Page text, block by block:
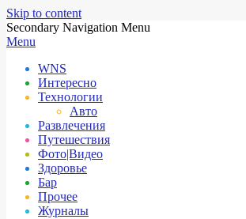
Skip to content
Secondary Navigation Menu
Menu
WNS
Интересно
Технологии
Авто
Развлечения
Путешествия
Фото|Видео
Здоровье
Бар
Прочее
Журналы